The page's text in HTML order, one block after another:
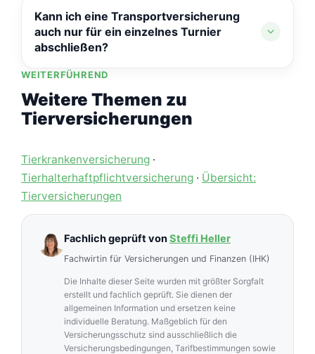
Kastration – beide Absicherungsarten ergänzen
sich, ersetzen sich aber nicht.
Wirkung bis nach der Geburt – der genaue
postnatale Zeitraum variiert je nach Anbieter.
Kann ich eine Transportversicherung
auch nur für ein einzelnes Turnier
abschließen?
Ja, die Transport- und Diebstahlversicherung
ist auch als kurzfristige Variante für einzelne
Transporte erhältlich.
WEITERFÜHREND
Weitere Themen zu
Tierversicherungen
Tierkrankenversicherung ·
Tierhalterhaftpflichtversicherung · Übersicht:
Tierversicherungen
Fachlich geprüft vonSteffi Heller
Fachwirtin für Versicherungen und Finanzen (IHK)
Die Inhalte dieser Seite wurden mit größter Sorgfalt
erstellt und fachlich geprüft. Sie dienen der
allgemeinen Information und ersetzen keine
individuelle Beratung. Maßgeblich für den
Versicherungsschutz sind ausschließlich die
Versicherungsbedingungen, Tarifbestimmungen sowie